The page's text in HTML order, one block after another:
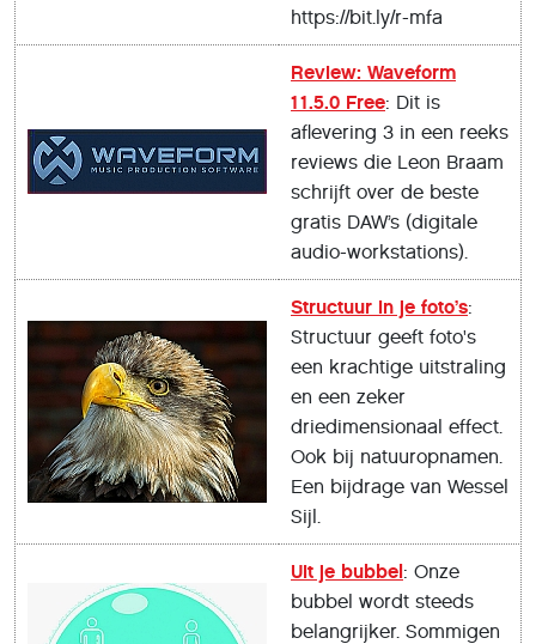
https://bit.ly/r-mfa
Review: Waveform
11.5.0 Free: Dit is
aflevering 3 in een reeks
reviews die Leon Braam
schrijft over de beste
gratis DAW’s (digitale
audio-workstations).
Structuur in je foto’s:
Structuur geeft foto's
een krachtige uitstraling
en een zeker
driedimensionaal effect.
Ook bij natuuropnamen.
Een bijdrage van Wessel
Sijl.
Uit je bubbel: Onze
bubbel wordt steeds
belangrijker. Sommigen